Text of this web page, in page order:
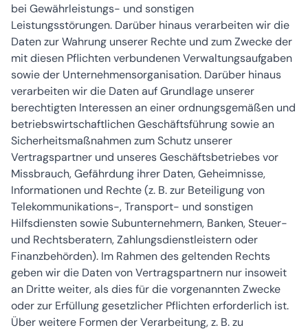
bei Gewährleistungs- und sonstigen
Leistungsstörungen. Darüber hinaus verarbeiten wir die
Daten zur Wahrung unserer Rechte und zum Zwecke der
mit diesen Pflichten verbundenen Verwaltungsaufgaben
sowie der Unternehmensorganisation. Darüber hinaus
verarbeiten wir die Daten auf Grundlage unserer
berechtigten Interessen an einer ordnungsgemäßen und
betriebswirtschaftlichen Geschäftsführung sowie an
Sicherheitsmaßnahmen zum Schutz unserer
Vertragspartner und unseres Geschäftsbetriebes vor
Missbrauch, Gefährdung ihrer Daten, Geheimnisse,
Informationen und Rechte (z. B. zur Beteiligung von
Telekommunikations-, Transport- und sonstigen
Hilfsdiensten sowie Subunternehmern, Banken, Steuer-
und Rechtsberatern, Zahlungsdienstleistern oder
Finanzbehörden). Im Rahmen des geltenden Rechts
geben wir die Daten von Vertragspartnern nur insoweit
an Dritte weiter, als dies für die vorgenannten Zwecke
oder zur Erfüllung gesetzlicher Pflichten erforderlich ist.
Über weitere Formen der Verarbeitung, z. B. zu